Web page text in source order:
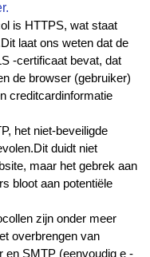
is HTTPS, wat staat
laat ons weten dat de
-certificaat bevat, dat
de browser (gebruiker)
creditcardinformatie
het niet-beveiligde
duidt niet
maar het gebrek aan
bloot aan potentiële
overbrengen van
en SMTP (eenvoudig e -